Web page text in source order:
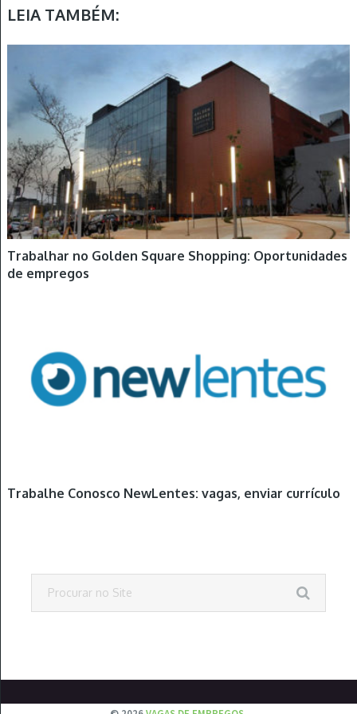
LEIA TAMBÉM:
Trabalhar no Golden Square Shopping: Oportunidades
de empregos
Trabalhe Conosco NewLentes: vagas, enviar currículo